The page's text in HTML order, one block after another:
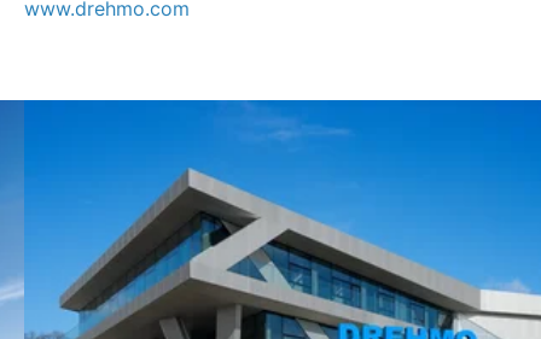
www.drehmo.com